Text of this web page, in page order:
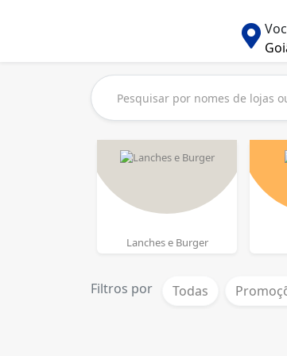
Lanches e Burger
Filtros por Todas